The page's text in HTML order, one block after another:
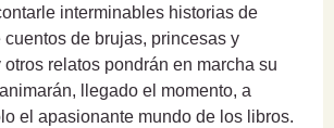
interminables historias de
de brujas, princesas y
relatos pondrán en marcha su
llegado el momento, a
el apasionante mundo de los libros.